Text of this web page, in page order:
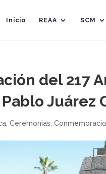
Inicio REAA SCM
del 217
Juárez
,Ceremonias ,